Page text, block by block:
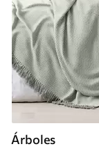
Árboles